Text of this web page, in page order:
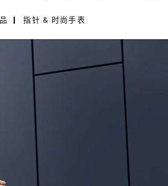
指针 & 时尚手表